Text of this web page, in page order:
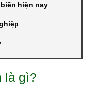
hiện nay
là gì?